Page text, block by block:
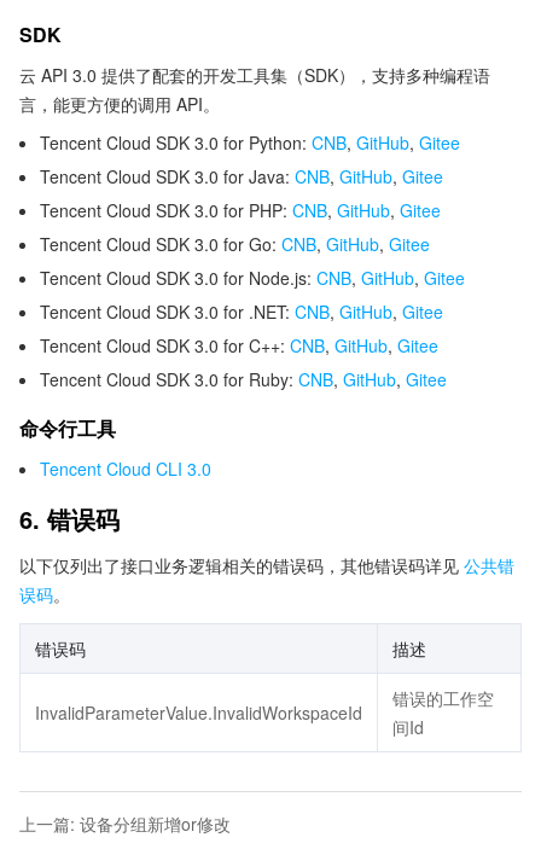
SDK
云 API 3.0 提供了配套的开发工具集（SDK），支持多种编程语
言，能更方便的调用 API。
Tencent Cloud SDK 3.0 for Python: CNB, GitHub, Gitee
Tencent Cloud SDK 3.0 for Java: CNB, GitHub, Gitee
Tencent Cloud SDK 3.0 for PHP: CNB, GitHub, Gitee
Tencent Cloud SDK 3.0 for Go: CNB, GitHub, Gitee
Tencent Cloud SDK 3.0 for Node.js: CNB, GitHub, Gitee
Tencent Cloud SDK 3.0 for .NET: CNB, GitHub, Gitee
Tencent Cloud SDK 3.0 for C++: CNB, GitHub, Gitee
Tencent Cloud SDK 3.0 for Ruby: CNB, GitHub, Gitee
命令行工具
Tencent Cloud CLI 3.0
6. 错误码
以下仅列出了接口业务逻辑相关的错误码，其他错误码详见 公共错
误码。
错误码 描述
InvalidParameterValue.InvalidWorkspaceId
错误的工作空
间Id
上一篇: 设备分组新增or修改